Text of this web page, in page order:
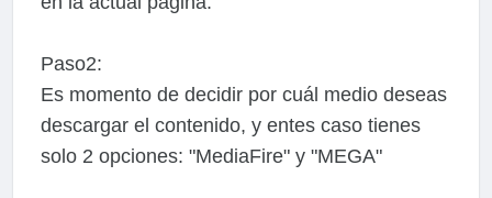
Paso2:
Es momento de decidir por cuál medio deseas
descargar el contenido, y entes caso tienes
solo 2 opciones: "MediaFire" y "MEGA"